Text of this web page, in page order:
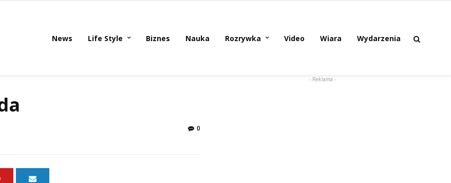
News Life Style Biznes Nauka Rozrywka Video Wiara Wydarzenia
0
- Reklama -